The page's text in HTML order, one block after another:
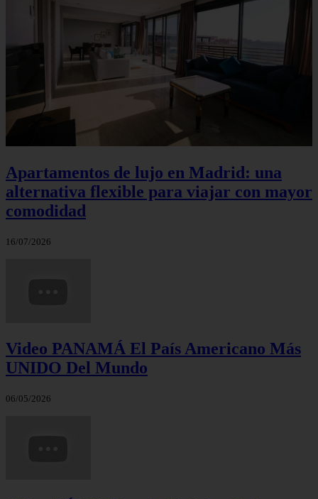
Apartamentos de lujo en Madrid: una
alternativa flexible para viajar con mayor
comodidad
16/07/2026
Video PANAMÁ El País Americano Más
UNIDO Del Mundo
06/05/2026